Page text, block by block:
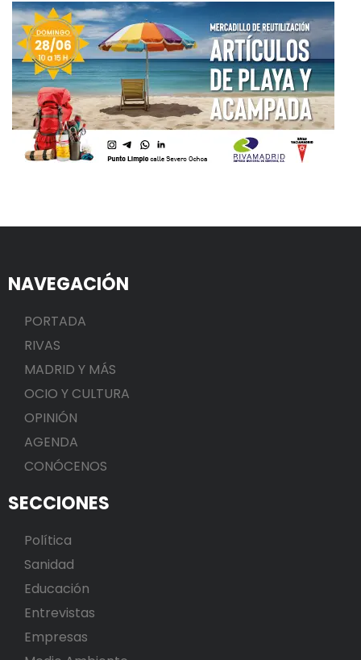
NAVEGACIÓN
PORTADA
RIVAS
MADRID Y MÁS
OCIO Y CULTURA
OPINIÓN
AGENDA
CONÓCENOS
SECCIONES
Política
Sanidad
Educación
Entrevistas
Empresas